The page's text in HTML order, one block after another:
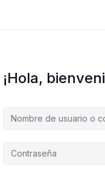
¡Hola,